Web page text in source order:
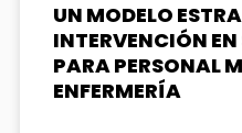
UN MODELO
INTERVENCIÓN
PARA PERSONAL
ENFERMERÍA